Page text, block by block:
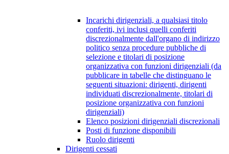
Incarichi dirigenziali, a qualsiasi titolo
conferiti, ivi inclusi quelli conferiti
discrezionalmente dall'organo di indirizzo
politico senza procedure pubbliche di
selezione e titolari di posizione
organizzativa con funzioni dirigenziali (da
pubblicare in tabelle che distinguano le
seguenti situazioni: dirigenti, dirigenti
individuati discrezionalmente, titolari di
posizione organizzativa con funzioni
dirigenziali)
Elenco posizioni dirigenziali discrezionali
Posti di funzione disponibili
Ruolo dirigenti
Dirigenti cessati